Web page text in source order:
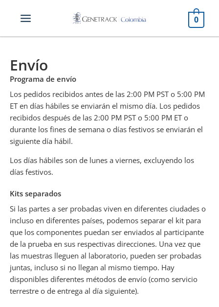
0
Envío
Programa de envío
Los pedidos recibidos antes de las 2:00 PM PST o 5:00 PM
ET en días hábiles se enviarán el mismo día. Los pedidos
recibidos después de las 2:00 PM PST o 5:00 PM ET o
durante los fines de semana o días festivos se enviarán el
siguiente día hábil.
Los días hábiles son de lunes a viernes, excluyendo los
días festivos.
Kits separados
Si las partes a ser probadas viven en diferentes ciudades o
incluso en diferentes países, podemos separar el kit para
que los componentes puedan ser enviados al participante
de la prueba en sus respectivas direcciones. Una vez que
las muestras lleguen al laboratorio, pueden ser probadas
juntas, incluso si no llegan al mismo tiempo. Hay
disponibles diferentes métodos de envío (como servicio
terrestre o de entrega al día siguiente).